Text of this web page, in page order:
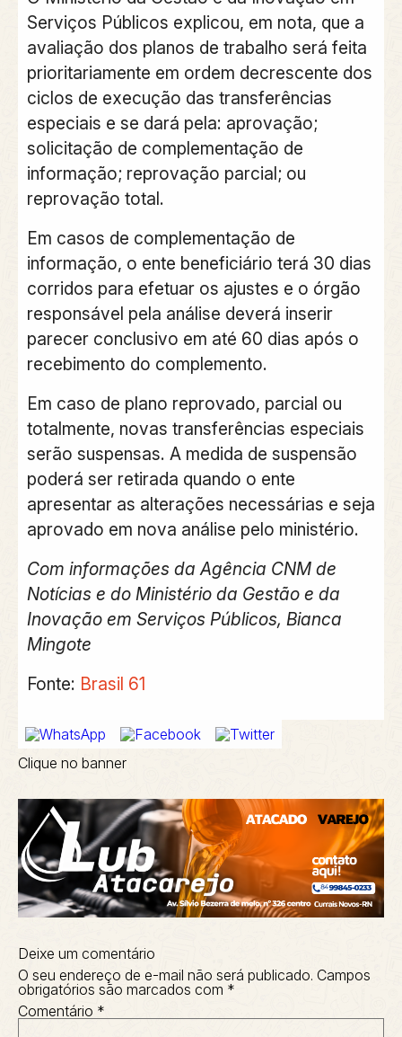
Serviços Públicos explicou, em nota, que a
avaliação dos planos de trabalho será feita
prioritariamente em ordem decrescente dos
ciclos de execução das transferências
especiais e se dará pela: aprovação;
solicitação de complementação de
informação; reprovação parcial; ou
reprovação total.
Em casos de complementação de
informação, o ente beneficiário terá 30 dias
corridos para efetuar os ajustes e o órgão
responsável pela análise deverá inserir
parecer conclusivo em até 60 dias após o
recebimento do complemento.
Em caso de plano reprovado, parcial ou
totalmente, novas transferências especiais
serão suspensas. A medida de suspensão
poderá ser retirada quando o ente
apresentar as alterações necessárias e seja
aprovado em nova análise pelo ministério.
Com informações da Agência CNM de
Notícias e do Ministério da Gestão e da
Inovação em Serviços Públicos, Bianca
Mingote
Fonte: Brasil 61
Clique no banner
Deixe um comentário
O seu endereço de e-mail não será publicado. Campos
obrigatórios são marcados com *
Comentário *